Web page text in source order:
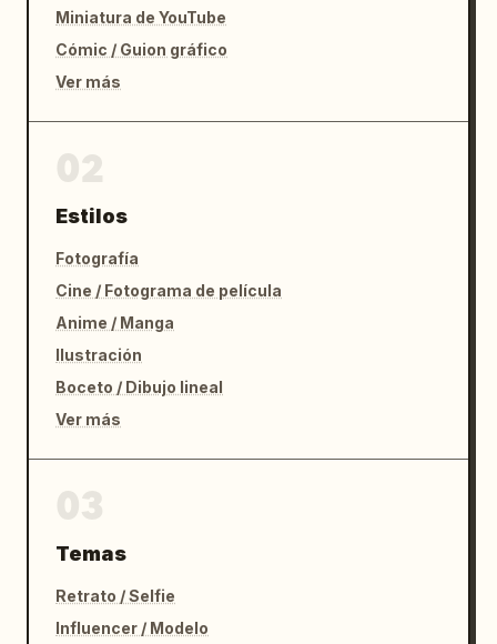
Miniatura de YouTube
Cómic / Guion gráfico
Ver más
Estilos
Fotografía
Cine / Fotograma de película
Anime / Manga
Ilustración
Boceto / Dibujo lineal
Ver más
Temas
Retrato / Selfie
Influencer / Modelo